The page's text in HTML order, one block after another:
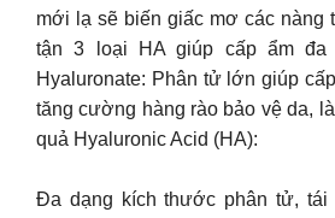
mới lạ sẽ biến giấc mơ các nàng
tận 3 loại HA giúp cấp ẩm đa
Hyaluronate: Phân tử lớn giúp
tăng cường hàng rào bảo vệ da,
quả Hyaluronic Acid (HA):
Đa dạng kích thước phân tử, tái